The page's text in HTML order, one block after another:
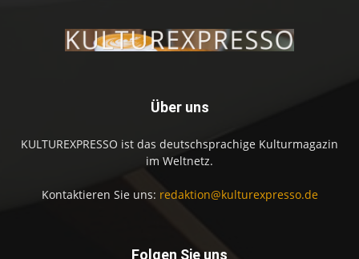
Über uns
KULTUREXPRESSO ist das deutschsprachige Kulturmagazin
im Weltnetz.
Kontaktieren Sie uns: redaktion@kulturexpresso.de
Folgen Sie uns